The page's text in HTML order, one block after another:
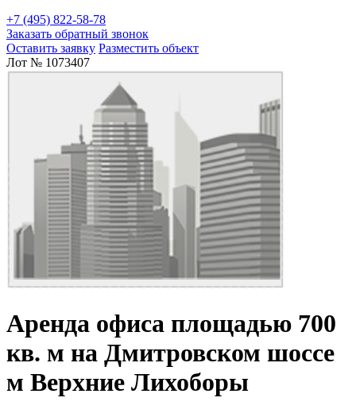
+7 (495) 822-58-78
Заказать обратный звонок
Оставить заявку Разместить объект
Лот № 1073407
Аренда офиса площадью 700
кв. м на Дмитровском шоссе
м Верхние Лихоборы